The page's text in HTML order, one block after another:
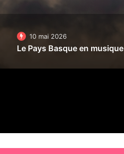
10 mai 2026
Le Pays Basque en musique